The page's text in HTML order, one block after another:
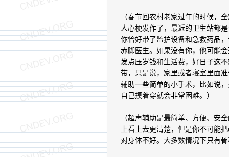
（春节回农村老家过年的时候，
人心梗发作了，最近的卫生站都
你恰好带了监护设备和急救药品
赤脚医生。如果没有你，他可能
发点压岁钱和生活费，好日子这
带，只是说，家里或者寝室里面
辅助一些简单的小手术，比如说
自己摸着穿就会非常困难。）
（超声辅助是最简单、方便、安
上看上去更清楚，但是你不可能
对身体不好。大多数情况下只有